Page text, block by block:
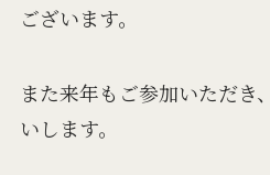
ございます。
また来年もご参加いただき
いします。